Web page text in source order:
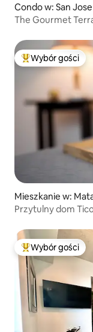
Condo w: San Jose
The Gourmet
Wybór gości
Mieszkanie w:
Przytulny dom
Wybór gości